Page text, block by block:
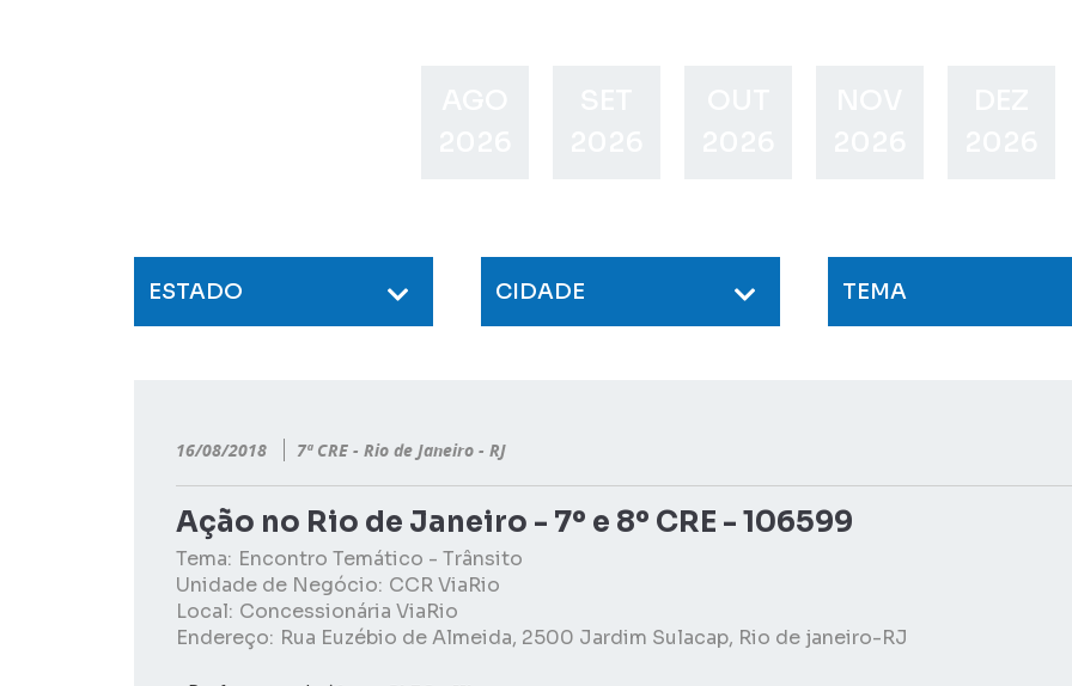
ESTADO CIDADE TEMA
16/08/2018 7ª CRE - Rio de Janeiro - RJ
Ação no Rio de Janeiro - 7º e 8º CRE - 106599
Tema: Encontro Temático - Trânsito
Unidade de Negócio: CCR ViaRio
Local: Concessionária ViaRio
Endereço: Rua Euzébio de Almeida, 2500 Jardim Sulacap, Rio de janeiro-RJ